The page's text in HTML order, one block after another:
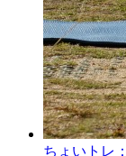
ちょいトレ